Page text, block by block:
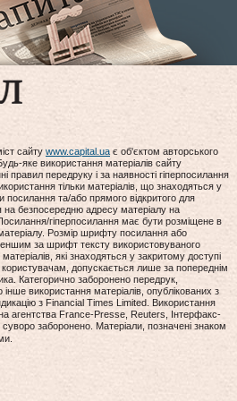
сайту www.capital.ua є об'єктом авторського
яке використання матеріалів сайту
правил передруку і за наявності гіперпосилання
тільки матеріалів, що знаходяться у
посилання та/або прямого відкритого для
безпосередню адресу матеріалу на
гіперпосилання має бути розміщене в
Розмір шрифту посилання або
за шрифт тексту використовуваного
які знаходяться у закритому доступі
допускається лише за попереднім
Категорично заборонено передрук,
використання матеріалів, опублікованих з
з Financial Times Limited. Використання
на агентства France-Presse, Reuters, Інтерфакс-
заборонено. Матеріали, позначені знаком